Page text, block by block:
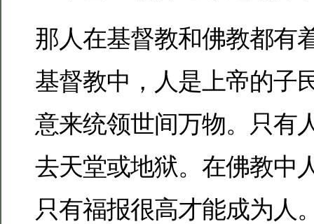
那人在基督教和佛教都有
基督教中，人是上帝的子
意来统领世间万物。只有
去天堂或地狱。在佛教中
只有福报很高才能成为人